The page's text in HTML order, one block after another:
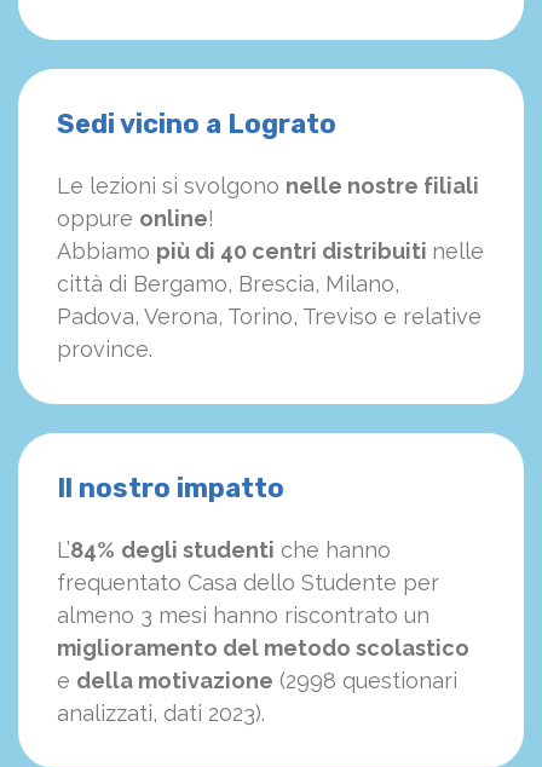
Sedi vicino a Lograto
Le lezioni si svolgono nelle nostre filiali
oppure online!
Abbiamo più di 40 centri distribuiti nelle
città di Bergamo, Brescia, Milano,
Padova, Verona, Torino, Treviso e relative
province.
Il nostro impatto
L’84% degli studenti che hanno
frequentato Casa dello Studente per
almeno 3 mesi hanno riscontrato un
miglioramento del metodo scolastico
e della motivazione (2998 questionari
analizzati, dati 2023).